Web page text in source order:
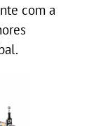
com a